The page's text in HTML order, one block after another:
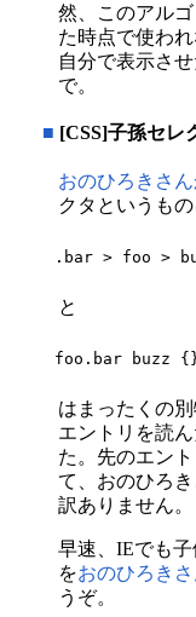
然、このアル
た時点で使わ
自分で表示さ
で。
■ [CSS]子孫セレ
おのひろきさ
クタというもの
.bar > foo >
と
foo.bar buzz
はまったくの
エントリを読
た。先のエン
て、おのひろ
訳ありません。
早速、IEでも
をおのひろき
うぞ。